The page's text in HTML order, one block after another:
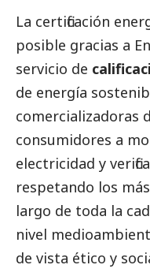
La certificación
posible gracias a
servicio de
de energía
comercializadoras
consumidores a
electricidad y
respetando los
largo de toda la
nivel
de vista ético y